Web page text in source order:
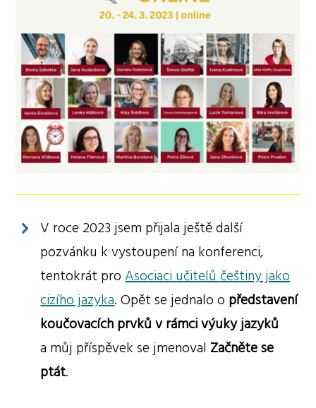
V roce 2023 jsem přijala ještě další
pozvánku k vystoupení na konferenci,
tentokrát pro Asociaci učitelů češtiny jako
cizího jazyka. Opět se jednalo o představení
koučovacích prvků v rámci výuky jazyků
a můj příspěvek se jmenoval Začněte se
ptát.